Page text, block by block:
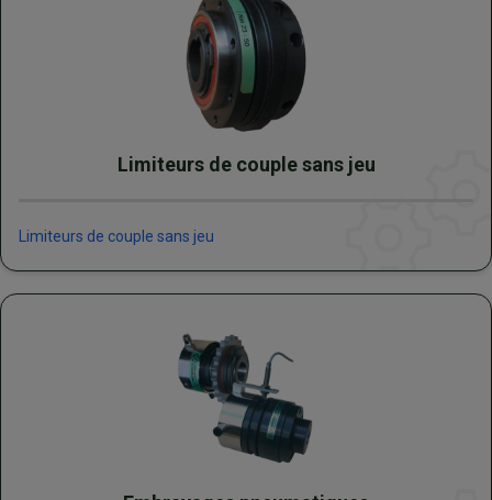
Limiteurs de couple sans jeu
Limiteurs de couple sans jeu